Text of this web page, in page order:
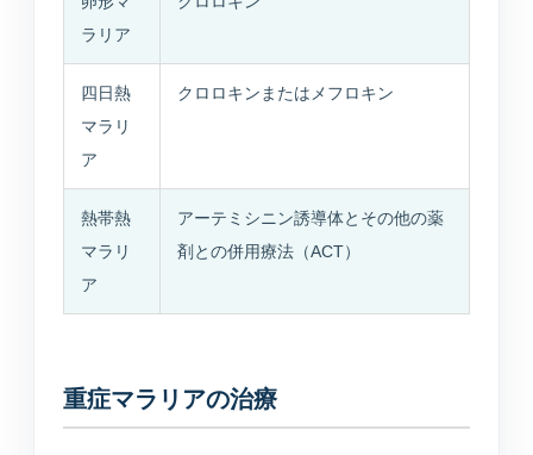
ラリア
四日熱
マラリ
ア
クロロキンまたはメフロキン
熱帯熱
マラリ
ア
アーテミシニン誘導体とその他の薬
剤との併用療法（ACT）
重症マラリアの治療